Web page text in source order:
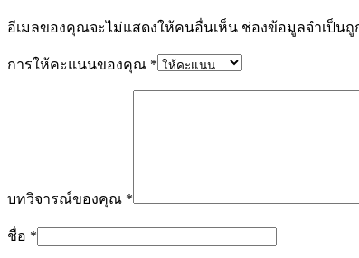
อีเมลของคุณจะไม่แสดงให้คนอื่นเห็น ช่องข้อมูลจำเป็นถู
การให้คะแนนของคุณ *
บทวิจารณ์ของคุณ *
ชื่อ *